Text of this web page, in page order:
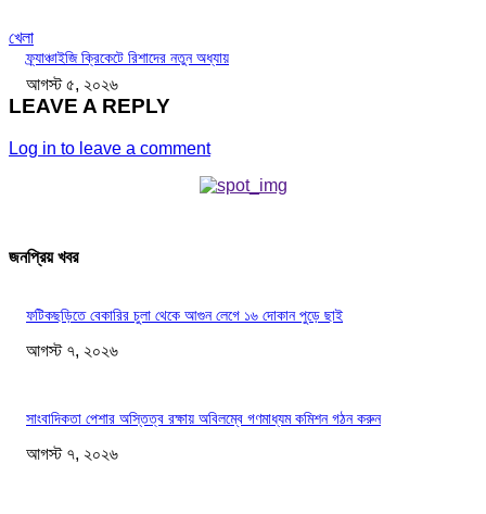
খেলা
ফ্র্যাঞ্চাইজি ক্রিকেটে রিশাদের নতুন অধ্যায়
আগস্ট ৫, ২০২৬
LEAVE A REPLY
Log in to leave a comment
জনপ্রিয় খবর
ফটিকছড়িতে বেকারির চুলা থেকে আগুন লেগে ১৬ দোকান পুড়ে ছাই
আগস্ট ৭, ২০২৬
সাংবাদিকতা পেশার অস্তিত্ব রক্ষায় অবিলম্বে গণমাধ্যম কমিশন গঠন করুন
আগস্ট ৭, ২০২৬